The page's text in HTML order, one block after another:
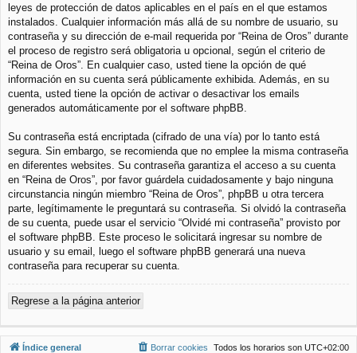
leyes de protección de datos aplicables en el país en el que estamos
instalados. Cualquier información más allá de su nombre de usuario, su
contraseña y su dirección de e-mail requerida por “Reina de Oros” durante
el proceso de registro será obligatoria u opcional, según el criterio de
“Reina de Oros”. En cualquier caso, usted tiene la opción de qué
información en su cuenta será públicamente exhibida. Además, en su
cuenta, usted tiene la opción de activar o desactivar los emails
generados automáticamente por el software phpBB.
Su contraseña está encriptada (cifrado de una vía) por lo tanto está
segura. Sin embargo, se recomienda que no emplee la misma contraseña
en diferentes websites. Su contraseña garantiza el acceso a su cuenta
en “Reina de Oros”, por favor guárdela cuidadosamente y bajo ninguna
circunstancia ningún miembro “Reina de Oros”, phpBB u otra tercera
parte, legítimamente le preguntará su contraseña. Si olvidó la contraseña
de su cuenta, puede usar el servicio “Olvidé mi contraseña” provisto por
el software phpBB. Este proceso le solicitará ingresar su nombre de
usuario y su email, luego el software phpBB generará una nueva
contraseña para recuperar su cuenta.
Regrese a la página anterior
Índice general Todos los horarios son UTC+02:00
Borrar cookies